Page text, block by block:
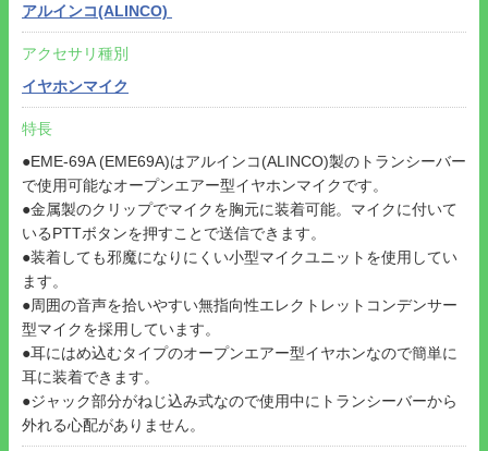
アルインコ(ALINCO)
アクセサリ種別
イヤホンマイク
特長
●EME-69A (EME69A)はアルインコ(ALINCO)製のトランシーバー
で使用可能なオープンエアー型イヤホンマイクです。
●金属製のクリップでマイクを胸元に装着可能。マイクに付いて
いるPTTボタンを押すことで送信できます。
●装着しても邪魔になりにくい小型マイクユニットを使用してい
ます。
●周囲の音声を拾いやすい無指向性エレクトレットコンデンサー
型マイクを採用しています。
●耳にはめ込むタイプのオープンエアー型イヤホンなので簡単に
耳に装着できます。
●ジャック部分がねじ込み式なので使用中にトランシーバーから
外れる心配がありません。